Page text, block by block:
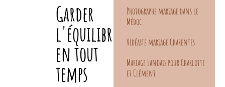
Garder
l'équilibre
en tout
temps
Photographe mariage dans le
Médoc
Vidéaste mariage Charentes
Mariage Landais pour Charlotte
et Clément